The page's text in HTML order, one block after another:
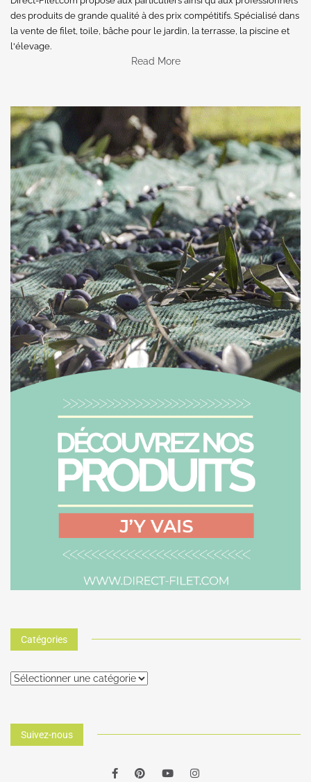
des produits de grande qualité à des prix compétitifs. Spécialisé dans
la vente de filet, toile, bâche pour le jardin, la terrasse, la piscine et
l'élevage.
Read More
Catégories
Suivez-nous